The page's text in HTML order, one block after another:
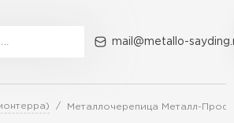
mail@metallo-
Металлочерепица Металл-
Акции О компании Контакты